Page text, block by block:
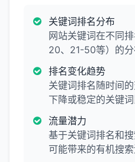
关键词排名分布
网站关键词在不同
20、21-50等）的分
排名变化趋势
关键词排名随时间
下降或稳定的关键词
流量潜力
基于关键词排名和
可能带来的有机搜索